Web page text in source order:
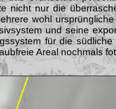
nicht nur die
wohl
und seine
für die
Areal nochmals